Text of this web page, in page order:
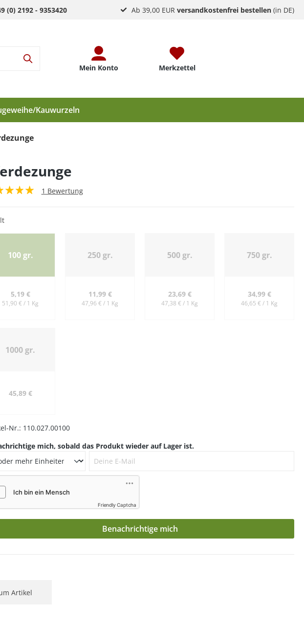
(0) 2192 - 9353420 Ab 39,00 EURversandkostenfrei bestellen (in DE)
Mein Konto Merkzettel
Kauwurzeln
1 Bewertung
100 gr.
5,19 €
51,90 € / 1 Kg
250 gr.
11,99 €
47,96 € / 1 Kg
500 gr.
23,69 €
47,38 € / 1 Kg
750 gr.
34,99 €
46,65 € / 1 Kg
1000 gr.
45,89 €
Nr.: 110.027.00100
mich, sobald das Produkt wieder auf Lager ist.
Friendly Captcha
Benachrichtige mich
Artikel